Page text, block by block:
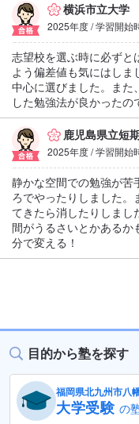
横浜市立大学
2025年度 / 学習開始
志望校を選ぶ時に必ずと
よう偏差値も気にはし
中心に選びました。また
した勉強法が良かったの
鹿児島県立短
2025年度 / 学習開始
静かな空間での勉強が苦
ろでやったりしました。
てきたら消したりしま
間がうるさいとかあるか
分で変える！
目的から塾を探す
福岡県北九州市八
大学受験 の